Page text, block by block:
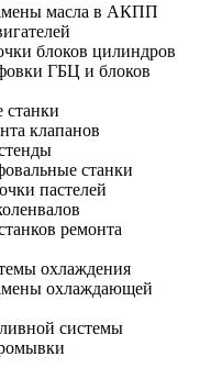
масла в АКПП
блоков цилиндров
ГБЦ и блоков
станки
клапанов
станки
пастелей
ремонта
охлаждения
охлаждающей
системы